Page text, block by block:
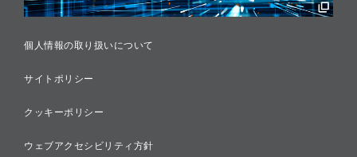
採用情報
個人情報の取り扱いについて
サイトポリシー
クッキーポリシー
ウェブアクセシビリティ方針